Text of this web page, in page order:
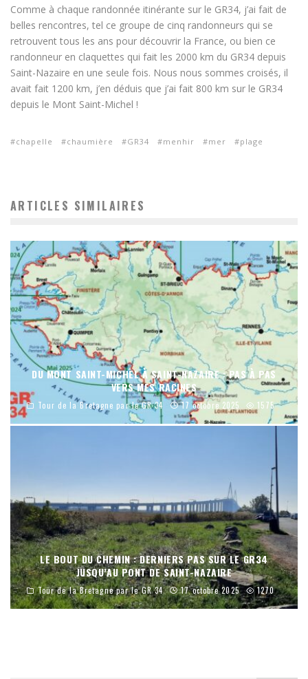
Comme à chaque randonnée itinérante sur le GR34, j’ai fait de
belles rencontres, tel ce groupe de cinq randonneurs qui se
retrouvent tous les ans pour découvrir la France, ou bien ce
randonneur en claquettes qui fait les 2000 km du GR34 depuis
Saint-Nazaire en une seule fois. Nous nous sommes croisés, il
avait fait 1200 km, j’en déduis que j’ai fait 800 km sur le GR34
depuis le Mont Saint-Michel !
chapelle chaumière GR34 menhir mer plage
ARTICLES SIMILAIRES
DU MONT SAINT-MICHEL À SAINT-NAZAIRE : PAS À PAS
VERS MES RACINES
Tour de la Bretagne par le GR 34 17 octobre 2025 1575
LE BOUT DU CHEMIN : DERNIERS PAS SUR LE GR34
JUSQU’AU PONT DE SAINT-NAZAIRE
Tour de la Bretagne par le GR 34 17 octobre 2025 1270